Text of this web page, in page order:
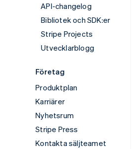
API-changelog
Bibliotek och SDK:er
Stripe Projects
Utvecklarblogg
Företag
Produktplan
Karriärer
Nyhetsrum
Stripe Press
Kontakta säljteamet